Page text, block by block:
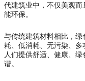
代建筑业中，不仅美观
能环保。
与传统建筑材料相比，
耗、低消耗、无污染、
人们提供舒适、健康、
谐。